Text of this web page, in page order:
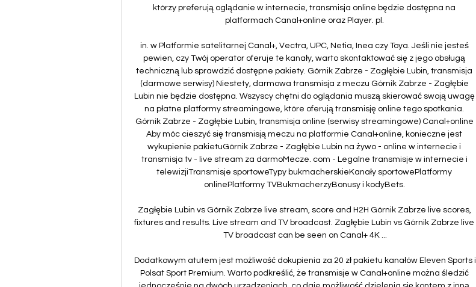
którzy preferują oglądanie w internecie, transmisja online będzie dostępna na
platformach Canal+online oraz Player. pl.
in. w Platformie satelitarnej Canal+, Vectra, UPC, Netia, Inea czy Toya. Jeśli nie jesteś
pewien, czy Twój operator oferuje te kanały, warto skontaktować się z jego obsługą
techniczną lub sprawdzić dostępne pakiety. Górnik Zabrze - Zagłębie Lubin, transmisja
(darmowe serwisy) Niestety, darmowa transmisja z meczu Górnik Zabrze - Zagłębie
Lubin nie będzie dostępna. Wszyscy chętni do oglądania muszą skierować swoją uwagę
na płatne platformy streamingowe, które oferują transmisję online tego spotkania.
Górnik Zabrze - Zagłębie Lubin, transmisja online (serwisy streamingowe) Canal+online
Aby móc cieszyć się transmisją meczu na platformie Canal+online, konieczne jest
wykupienie pakietu﻿Górnik Zabrze - Zagłębie Lubin na żywo - online w internecie i
transmisja tv - live stream za darmoMecze. com - Legalne transmisje w internecie i
telewizjiTransmisje sportoweTypy bukmacherskieKanały sportowePlatformy
onlinePlatformy TVBukmacherzyBonusy i kodyBets.
Zagłębie Lubin vs Górnik Zabrze live stream, score and H2H Górnik Zabrze live scores,
fixtures and results. Live stream and TV broadcast. Zagłębie Lubin vs Górnik Zabrze live
TV broadcast can be seen on Canal+ 4K ...
Dodatkowym atutem jest możliwość dokupienia za 20 zł pakietu kanałów Eleven Sports i
Polsat Sport Premium. Warto podkreślić, że transmisje w Canal+online można śledzić